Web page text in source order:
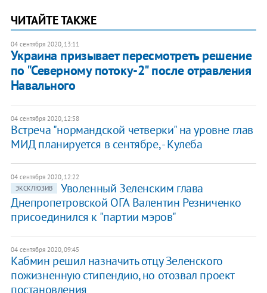
ЧИТАЙТЕ ТАКЖЕ
04 сентября 2020, 13:11
​Украина призывает пересмотреть решение
по "Северному потоку-2" после отравления
Навального
04 сентября 2020, 12:58
Встреча "нормандской четверки" на уровне глав
МИД планируется в сентябре, - Кулеба
04 сентября 2020, 12:22
ЭКСКЛЮЗИВ
Уволенный Зеленским глава
Днепропетровской ОГА Валентин Резниченко
присоединился к "партии мэров"
04 сентября 2020, 09:45
Кабмин решил назначить отцу Зеленского
пожизненную стипендию, но отозвал проект
постановления